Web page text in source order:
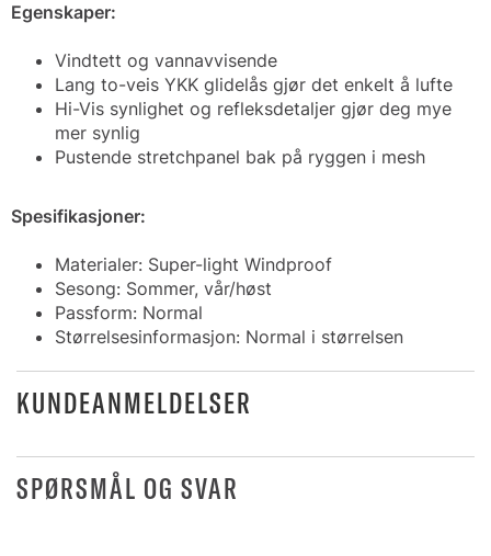
Egenskaper:
Vindtett og vannavvisende
Lang to-veis YKK glidelås gjør det enkelt å lufte
Hi-Vis synlighet og refleksdetaljer gjør deg mye
mer synlig
Pustende stretchpanel bak på ryggen i mesh
Spesifikasjoner:
Materialer: Super-light Windproof
Sesong: Sommer, vår/høst
Passform: Normal
Størrelsesinformasjon: Normal i størrelsen
KUNDEANMELDELSER
SPØRSMÅL OG SVAR